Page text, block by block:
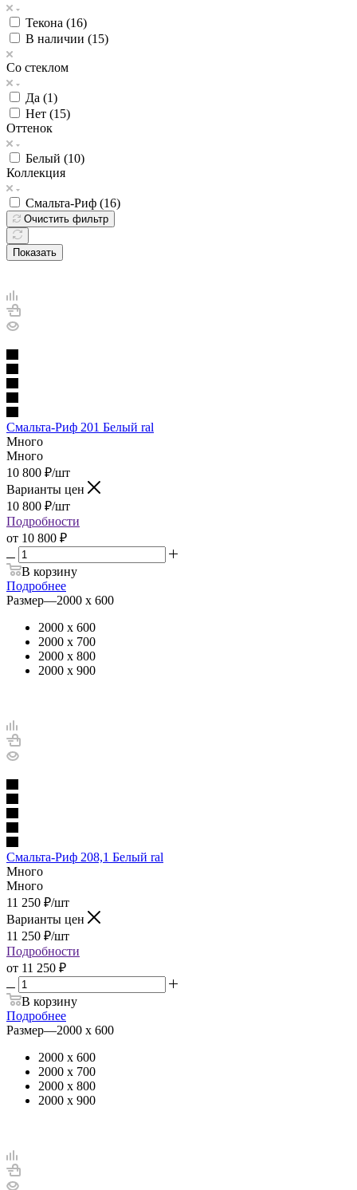
Текона (16)
В наличии (15)
Со стеклом
Да (1)
Нет (15)
Оттенок
Белый (10)
Коллекция
Смальта-Риф (16)
Очистить фильтр
Показать
Смальта-Риф 201 Белый ral
Много
Много
10 800 ₽/шт
Варианты цен
10 800 ₽/шт
Подробности
от 10 800 ₽
В корзину
Подробнее
Размер—2000 х 600
2000 х 600
2000 х 700
2000 х 800
2000 х 900
Смальта-Риф 208,1 Белый ral
Много
Много
11 250 ₽/шт
Варианты цен
11 250 ₽/шт
Подробности
от 11 250 ₽
В корзину
Подробнее
Размер—2000 х 600
2000 х 600
2000 х 700
2000 х 800
2000 х 900